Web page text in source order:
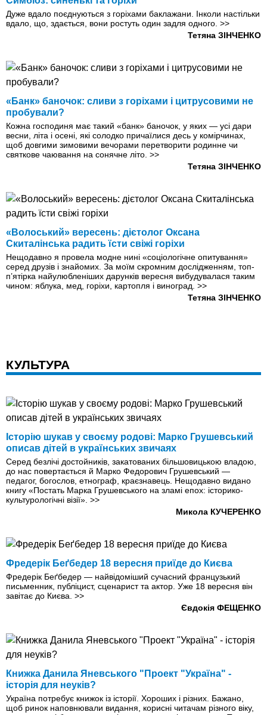
Дуже вдало поєднуються з горіхами баклажани. Інколи настільки
вдало, що, здається, вони ростуть один задля одного. >>
Тетяна ЗІНЧЕНКО
«Банк» баночок: сливи з горіхами і цитрусовими не
пробували?
Кожна господиня має такий «банк» баночок, у яких — усі дари
весни, літа і осені, які солодко причаїлися десь у комірчинах,
щоб довгими зимовими вечорами перетворити родинне чи
святкове чаювання на сонячне літо. >>
Тетяна ЗІНЧЕНКО
«Волоський» вересень: дієтолог Оксана
Скиталінська радить їсти свіжі горіхи
Нещодавно я провела модне нині «соціологічне опитування»
серед друзів і знайомих. За моїм скромним дослі­дженням, топ-
п’ятірка найулюбленiших дарунків вересня вибудувалася таким
чином: яблука, мед, горіхи, картопля і виноград. >>
Тетяна ЗІНЧЕНКО
КУЛЬТУРА
Історію шукав у своєму родові: Марко Грушевський
описав дітей в українських звичаях
Серед безлічі достойників, закатованих більшовицькою владою,
до нас повертається й Марко Федорович Грушевський —
педагог, богослов, етнограф, краєзнавець. Нещодавно видано
книгу «Постать Марка Грушевського на зламі епох: історико-
культурологічні візії». >>
Микола КУЧЕРЕНКО
Фредерік Беґбедер 18 вересня приїде до Києва
Фредерік Беґбедер — найвідоміший сучасний французький
письменник, публіцист, сценарист та актор. Уже 18 вересня він
завітає до Києва. >>
Євдокія ФЕЩЕНКО
Книжка Данила Яневського "Проект "Україна" -
історія для неуків?
Україна потребує книжок із історії. Хороших і різних. Бажано,
щоб ринок наповнювали видання, корисні читачам різного віку,